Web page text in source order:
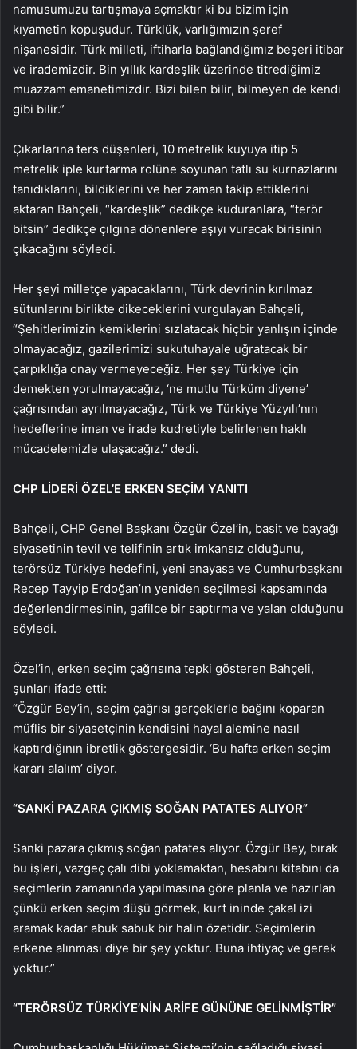
namusumuzu tartışmaya açmaktır ki bu bizim için
kıyametin kopuşudur. Türklük, varlığımızın şeref
nişanesidir. Türk milleti, iftiharla bağlandığımız beşeri itibar
ve irademizdir. Bin yıllık kardeşlik üzerinde titrediğimiz
muazzam emanetimizdir. Bizi bilen bilir, bilmeyen de kendi
gibi bilir.”
Çıkarlarına ters düşenleri, 10 metrelik kuyuya itip 5
metrelik iple kurtarma rolüne soyunan tatlı su kurnazlarını
tanıdıklarını, bildiklerini ve her zaman takip ettiklerini
aktaran Bahçeli, “kardeşlik” dedikçe kuduranlara, “terör
bitsin” dedikçe çılgına dönenlere aşıyı vuracak birisinin
çıkacağını söyledi.
Her şeyi milletçe yapacaklarını, Türk devrinin kırılmaz
sütunlarını birlikte dikeceklerini vurgulayan Bahçeli,
“Şehitlerimizin kemiklerini sızlatacak hiçbir yanlışın içinde
olmayacağız, gazilerimizi sukutuhayale uğratacak bir
çarpıklığa onay vermeyeceğiz. Her şey Türkiye için
demekten yorulmayacağız, ‘ne mutlu Türküm diyene’
çağrısından ayrılmayacağız, Türk ve Türkiye Yüzyılı’nın
hedeflerine iman ve irade kudretiyle belirlenen haklı
mücadelemizle ulaşacağız.” dedi.
CHP LİDERİ ÖZEL’E ERKEN SEÇİM YANITI
Bahçeli, CHP Genel Başkanı Özgür Özel’in, basit ve bayağı
siyasetinin tevil ve telifinin artık imkansız olduğunu,
terörsüz Türkiye hedefini, yeni anayasa ve Cumhurbaşkanı
Recep Tayyip Erdoğan’ın yeniden seçilmesi kapsamında
değerlendirmesinin, gafilce bir saptırma ve yalan olduğunu
söyledi.
Özel’in, erken seçim çağrısına tepki gösteren Bahçeli,
şunları ifade etti:
“Özgür Bey’in, seçim çağrısı gerçeklerle bağını koparan
müflis bir siyasetçinin kendisini hayal alemine nasıl
kaptırdığının ibretlik göstergesidir. ‘Bu hafta erken seçim
kararı alalım’ diyor.
“SANKİ PAZARA ÇIKMIŞ SOĞAN PATATES ALIYOR”
Sanki pazara çıkmış soğan patates alıyor. Özgür Bey, bırak
bu işleri, vazgeç çalı dibi yoklamaktan, hesabını kitabını da
seçimlerin zamanında yapılmasına göre planla ve hazırlan
çünkü erken seçim düşü görmek, kurt ininde çakal izi
aramak kadar abuk sabuk bir halin özetidir. Seçimlerin
erkene alınması diye bir şey yoktur. Buna ihtiyaç ve gerek
yoktur.”
“TERÖRSÜZ TÜRKİYE’NİN ARİFE GÜNÜNE GELİNMİŞTİR”